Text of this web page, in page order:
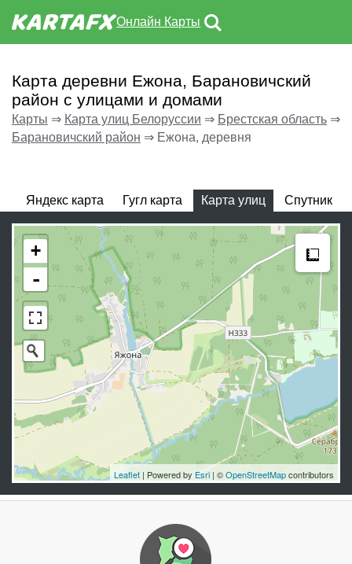
Онлайн Карты
Карта деревни Ежона, Барановичский
район с улицами и домами
Карты ⇒ Карта улиц Белоруссии ⇒ Брестская область ⇒
Барановичский район ⇒ Ежона, деревня
Яндекс карта Гугл карта Карта улиц Спутник
+
-
Leaflet | Powered by Esri | ©OpenStreetMapcontributors